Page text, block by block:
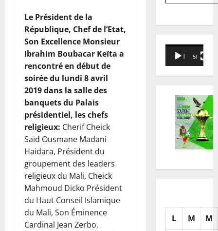
Le Président de la
République, Chef de l’Etat,
Son Excellence Monsieur
Ibrahim Boubacar Keïta a
rencontré en début de
soirée du lundi 8 avril
2019 dans la salle des
banquets du Palais
présidentiel, les chefs
religieux: Cherif Cheick
Saïd Ousmane Madani
Haidara, Président du
groupement des leaders
religieux du Mali, Cheick
Mahmoud Dicko Président
du Haut Conseil Islamique
du Mali, Son Éminence
Cardinal Jean Zerbo,
Lecteur
vidéo
00:00 58:18
L M M